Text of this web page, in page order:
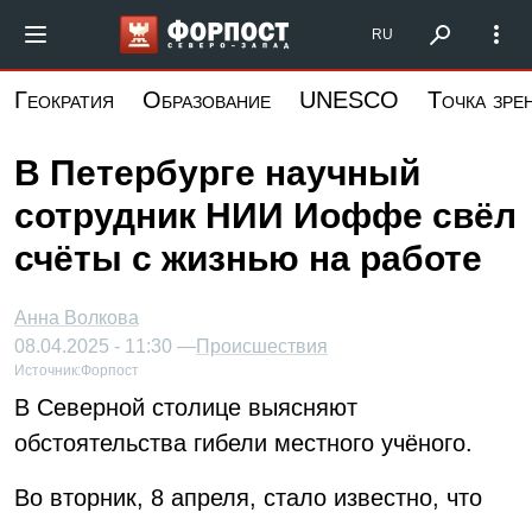
основному
Форпост Северо-Запад
RU
Геократия Образование UNESCO Точка
В Петербурге научный
сотрудник НИИ Иоффе свёл
счёты с жизнью на работе
Анна Волкова
08.04.2025 - 11:30 —Происшествия
Источник:Форпост
В Северной столице выясняют
обстоятельства гибели местного учёного.
Во вторник, 8 апреля, стало известно, что